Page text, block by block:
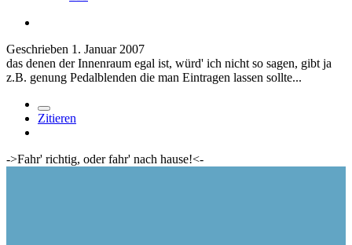
Geschrieben 1. Januar 2007
das denen der Innenraum egal ist, würd' ich nicht so sagen, gibt ja
z.B. genung Pedalblenden die man Eintragen lassen sollte...
Zitieren
->Fahr' richtig, oder fahr' nach hause!<-